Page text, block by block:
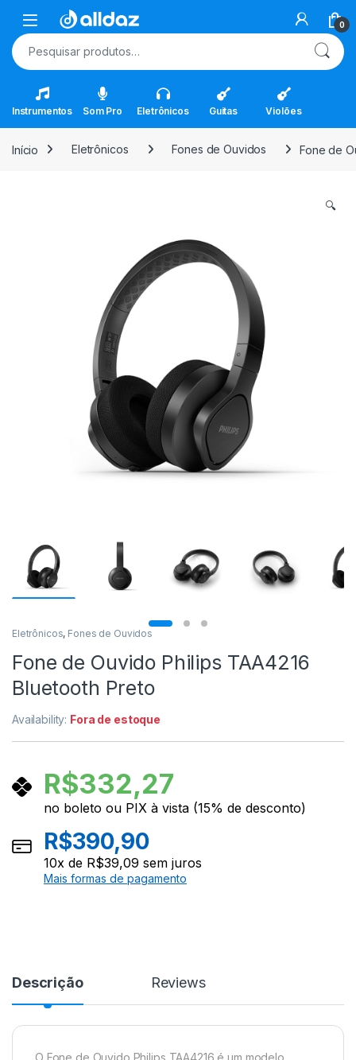
Skip to navigation
Skip to content
Open 0
Pesquisar por:
Instrumentos Som Pro Eletrônicos Guitas Violões
Início Eletrônicos Fones de Ouvidos Fone de
🔍
Eletrônicos, Fones de Ouvidos
Fone de Ouvido Philips TAA4216
Bluetooth Preto
Availability: Fora de estoque
R$332,27
no boleto ou PIX à vista (15% de desconto)
R$390,90
10x de R$39,09 sem juros
Mais formas de pagamento
Descrição Reviews
O Fone de Ouvido Philips TAA4216 é um modelo